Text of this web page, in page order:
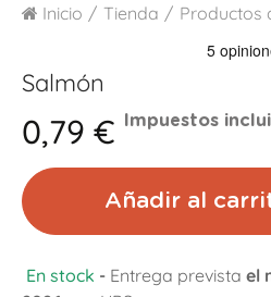
Inicio Tienda Productos
Salmón
0,79 € Impuestos
Añadir al
En stock - Entrega prevista el